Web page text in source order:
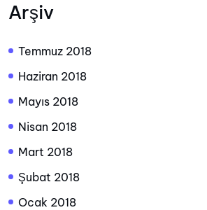
Arşiv
Temmuz 2018
Haziran 2018
Mayıs 2018
Nisan 2018
Mart 2018
Şubat 2018
Ocak 2018